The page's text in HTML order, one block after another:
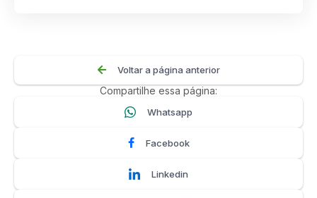
Voltar a página anterior
Compartilhe essa página:
Whatsapp
Facebook
Linkedin